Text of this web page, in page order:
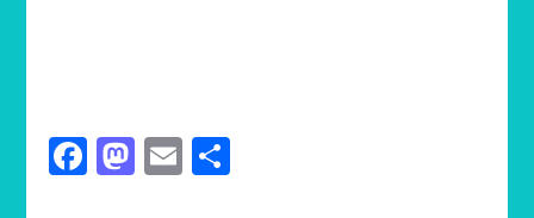
Facebook
Mastodon
Email